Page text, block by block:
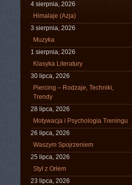
4 sierpnia, 2026
Himalaje (Azja)
3 sierpnia, 2026
Muzyka
1 sierpnia, 2026
Klasyka Literatury
30 lipca, 2026
Piercing – Rodzaje, Techniki,
Trendy
28 lipca, 2026
Motywacja i Psychologia Treningu
26 lipca, 2026
Waszym Spojrzeniem
25 lipca, 2026
Styl z Orłem
23 lipca, 2026